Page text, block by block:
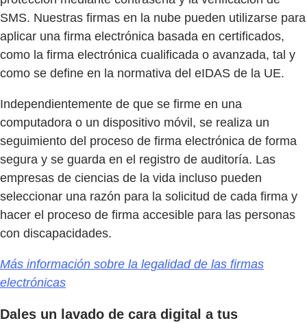
SMS. Nuestras firmas en la nube pueden utilizarse para
aplicar una firma electrónica basada en certificados,
como la firma electrónica cualificada o avanzada, tal y
como se define en la normativa del eIDAS de la UE.
Independientemente de que se firme en una
computadora o un dispositivo móvil, se realiza un
seguimiento del proceso de firma electrónica de forma
segura y se guarda en el registro de auditoría. Las
empresas de ciencias de la vida incluso pueden
seleccionar una razón para la solicitud de cada firma y
hacer el proceso de firma accesible para las personas
con discapacidades.
Más información sobre la legalidad de las firmas
electrónicas
Dales un lavado de cara digital a tus